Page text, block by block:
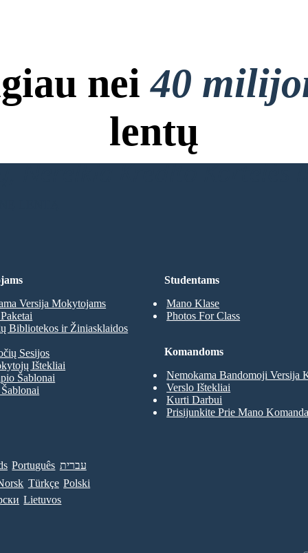
nei40
lentų
Nereikia Kredito Kortelės
Studentams
Mano Klase
Photos For Class
Versija Mokytojams
Bibliotekos ir Žiniasklaidos
Sesijos
Ištekliai
Šablonai
Komandoms
Nemokama Bandomoji Versija
Verslo Ištekliai
Kurti Darbui
Prisijunkite Prie Mano
Português עברית
Türkçe Polski
Lietuvos